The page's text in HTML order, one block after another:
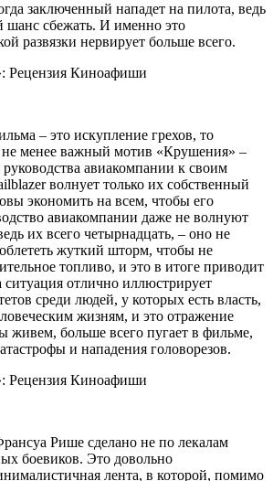
заключенный нападет на пилота, ведь
шанс сбежать. И именно это
развязки нервирует больше всего.
– это искупление грехов, то
менее важный мотив «Крушения» –
авиакомпании к своим
волнует только их собственный
экономить на всем, чтобы его
авиакомпании даже не волнуют
их всего четырнадцать, – оно не
жуткий шторм, чтобы не
топливо, и это в итоге приводит
отлично иллюстрирует
среди людей, у которых есть власть,
жизням, и это отражение
живем, больше всего пугает в фильме,
и нападения головорезов.
Рише сделано не по лекалам
боевиков. Это довольно
лента, в которой, помимо